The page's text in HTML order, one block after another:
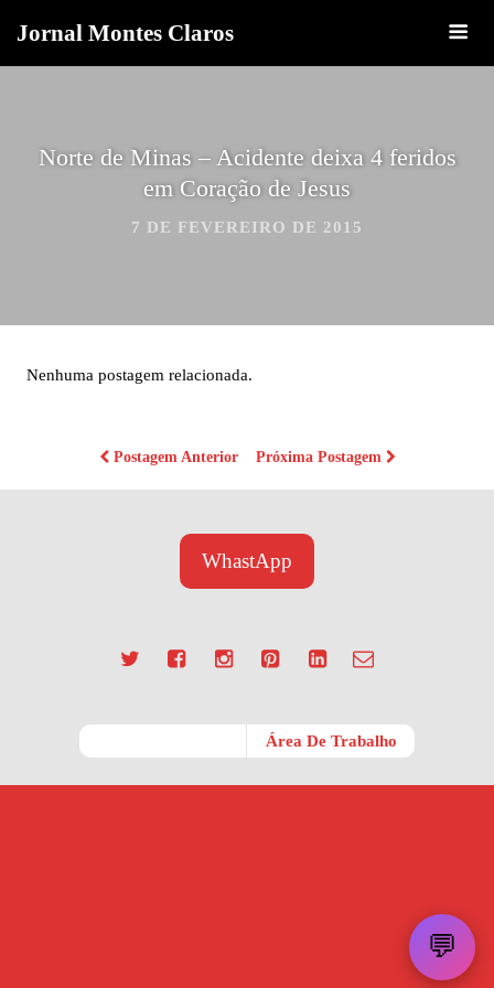
Jornal Montes Claros
Norte de Minas – Acidente deixa 4 feridos
em Coração de Jesus
7 DE FEVEREIRO DE 2015
Nenhuma postagem relacionada.
Postagem Anterior Próxima Postagem
WhastApp
💬
Área De Trabalho